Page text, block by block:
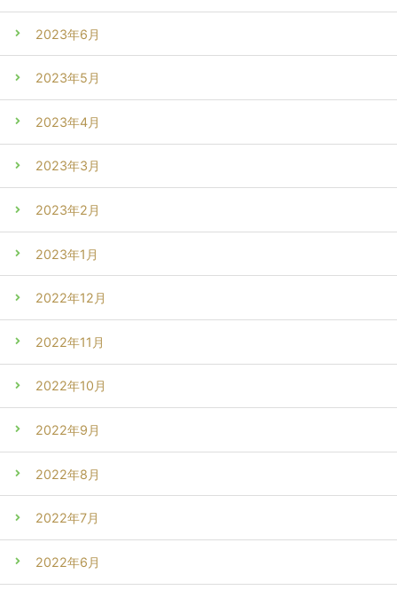
2023年6月
2023年5月
2023年4月
2023年3月
2023年2月
2023年1月
2022年12月
2022年11月
2022年10月
2022年9月
2022年8月
2022年7月
2022年6月